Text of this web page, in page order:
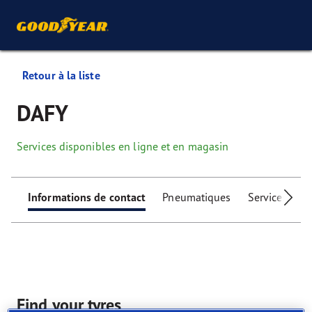
Retour à la liste
DAFY
Services disponibles en ligne et en magasin
Informations de contact Pneumatiques Services
Find your tyres